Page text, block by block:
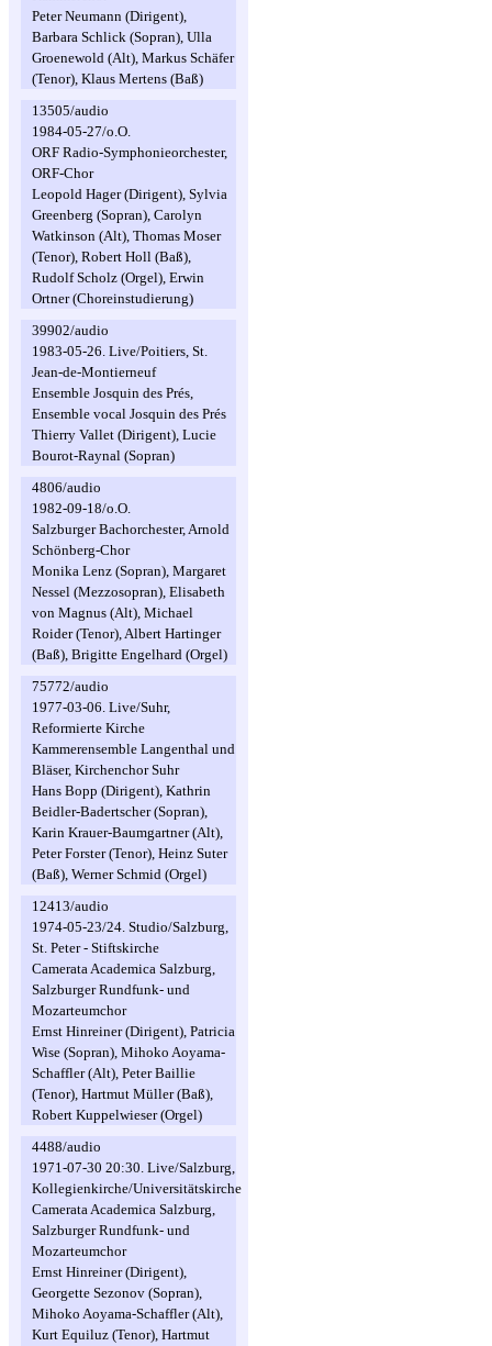
Peter Neumann (Dirigent),
Barbara Schlick (Sopran), Ulla
Groenewold (Alt), Markus Schäfer
(Tenor), Klaus Mertens (Baß)
13505/audio
1984-05-27/o.O.
ORF Radio-Symphonieorchester,
ORF-Chor
Leopold Hager (Dirigent), Sylvia
Greenberg (Sopran), Carolyn
Watkinson (Alt), Thomas Moser
(Tenor), Robert Holl (Baß),
Rudolf Scholz (Orgel), Erwin
Ortner (Choreinstudierung)
39902/audio
1983-05-26. Live/Poitiers, St.
Jean-de-Montierneuf
Ensemble Josquin des Prés,
Ensemble vocal Josquin des Prés
Thierry Vallet (Dirigent), Lucie
Bourot-Raynal (Sopran)
4806/audio
1982-09-18/o.O.
Salzburger Bachorchester, Arnold
Schönberg-Chor
Monika Lenz (Sopran), Margaret
Nessel (Mezzosopran), Elisabeth
von Magnus (Alt), Michael
Roider (Tenor), Albert Hartinger
(Baß), Brigitte Engelhard (Orgel)
75772/audio
1977-03-06. Live/Suhr,
Reformierte Kirche
Kammerensemble Langenthal und
Bläser, Kirchenchor Suhr
Hans Bopp (Dirigent), Kathrin
Beidler-Badertscher (Sopran),
Karin Krauer-Baumgartner (Alt),
Peter Forster (Tenor), Heinz Suter
(Baß), Werner Schmid (Orgel)
12413/audio
1974-05-23/24. Studio/Salzburg,
St. Peter - Stiftskirche
Camerata Academica Salzburg,
Salzburger Rundfunk- und
Mozarteumchor
Ernst Hinreiner (Dirigent), Patricia
Wise (Sopran), Mihoko Aoyama-
Schaffler (Alt), Peter Baillie
(Tenor), Hartmut Müller (Baß),
Robert Kuppelwieser (Orgel)
4488/audio
1971-07-30 20:30. Live/Salzburg,
Kollegienkirche/Universitätskirche
Camerata Academica Salzburg,
Salzburger Rundfunk- und
Mozarteumchor
Ernst Hinreiner (Dirigent),
Georgette Sezonov (Sopran),
Mihoko Aoyama-Schaffler (Alt),
Kurt Equiluz (Tenor), Hartmut